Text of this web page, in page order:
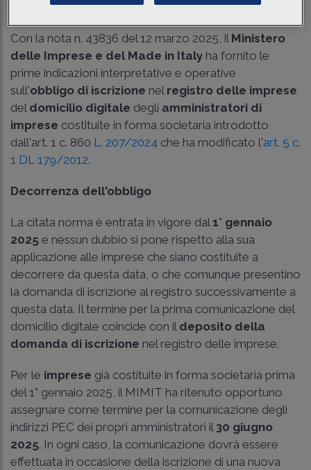
Tempo di lettura1 min.
Con la nota n. 43836 del 12 marzo 2025, il Ministero
delle Imprese e del Made in Italy ha fornito le
prime indicazioni interpretative e operative
sull'obbligo di iscrizione nel registro delle imprese
del domicilio digitale degli amministratori di
imprese costituite in forma societaria introdotto
dall'art. 1 c. 860 L. 207/2024 che ha modificato l'art. 5 c.
1 DL 179/2012.
Decorrenza dell'obbligo
La citata norma è entrata in vigore dal1° gennaio
2025 e nessun dubbio si pone rispetto alla sua
applicazione alle imprese che siano costituite a
decorrere da questa data, o che comunque presentino
la domanda di iscrizione al registro successivamente a
questa data. Il termine per la prima comunicazione del
domicilio digitale coincide con il deposito della
domanda di iscrizione nel registro delle imprese.
Per le imprese già costituite in forma societaria prima
del 1° gennaio 2025, il MIMIT ha ritenuto opportuno
assegnare come termine per la comunicazione degli
indirizzi PEC dei propri amministratori il 30 giugno
2025. In ogni caso, la comunicazione dovrà essere
effettuata in occasione della iscrizione di una nuova